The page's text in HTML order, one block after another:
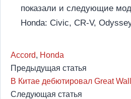
показали и следующие
Honda: Civic, CR-V,
Accord, Honda
Предыдущая статья
В Китае дебютировал Great
Следующая статья